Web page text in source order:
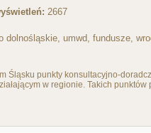
2667
dolnośląskie, umwd, fundusze,
Śląsku punkty konsultacyjno-
w regionie. Takich